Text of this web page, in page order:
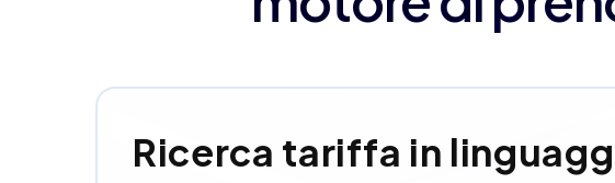
Ricerca tariffa in